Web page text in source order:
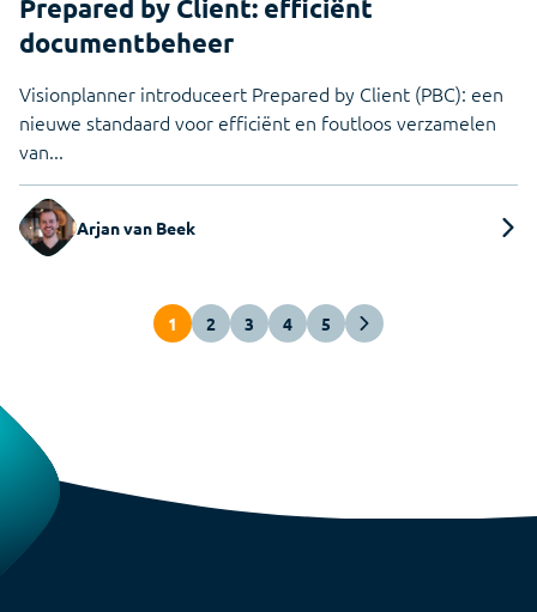
Prepared by Client: efficiënt
documentbeheer
Visionplanner introduceert Prepared by Client (PBC): een
nieuwe standaard voor efficiënt en foutloos verzamelen
van...
Arjan van Beek
1 2 3 4 5